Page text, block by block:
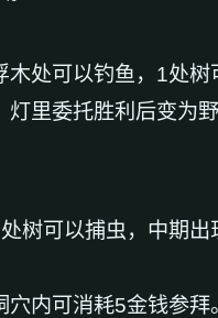
木处可以钓鱼，1处树
灯里委托胜利后变为野
树可以捕虫，中期出
穴内可消耗5金钱参拜